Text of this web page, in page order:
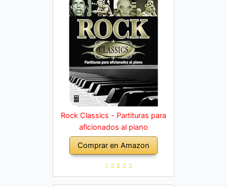
Rock Classics - Partituras para
aficionados al piano
Comprar en Amazon